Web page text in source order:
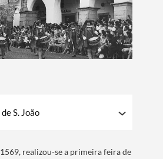
S. João
realizou-se a primeira feira de